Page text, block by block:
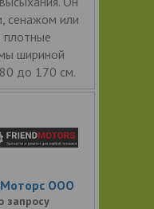
сенажом или
шириной
до 170 см.
ООО
запросу